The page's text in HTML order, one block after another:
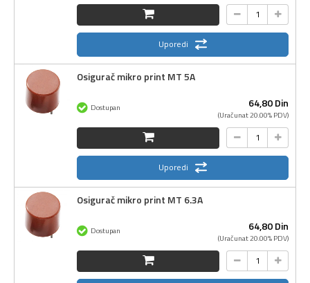
Uporedi
Osigurač mikro print MT 5A
64,80Din
(Uračunat 20.00% PDV)
Dostupan
Uporedi
Osigurač mikro print MT 6.3A
64,80Din
(Uračunat 20.00% PDV)
Dostupan